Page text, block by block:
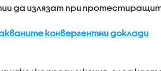
да излязат при
конвергентни доклади